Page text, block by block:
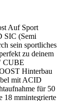
Auf Sport
SIC (Semi
sein sportliches
zu deinem
CUBE
Hinterbau
mit ACID
für 50
18 mmintegrierte